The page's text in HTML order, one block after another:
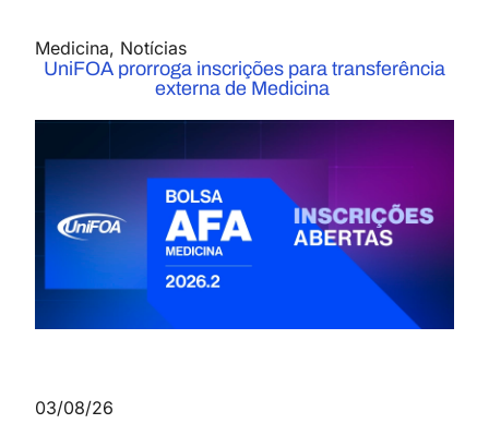
Medicina, Notícias
UniFOA prorroga inscrições para transferência
externa de Medicina
03/08/26